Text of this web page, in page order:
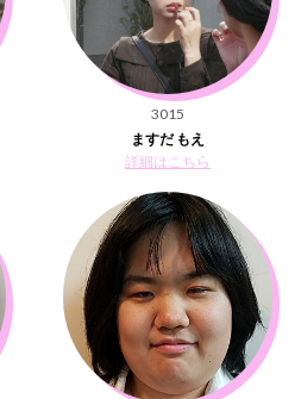
3015
ますだ もえ
詳細はこちら